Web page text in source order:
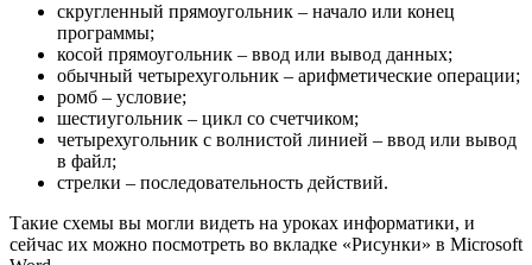
скругленный прямоугольник ‒ начало или конец
программы;
косой прямоугольник ‒ ввод или вывод данных;
обычный четырехугольник ‒ арифметические операции;
ромб ‒ условие;
шестиугольник ‒ цикл со счетчиком;
четырехугольник с волнистой линией ‒ ввод или вывод
в файл;
стрелки ‒ последовательность действий.
Такие схемы вы могли видеть на уроках информатики, и
сейчас их можно посмотреть во вкладке «Рисунки» в Microsoft